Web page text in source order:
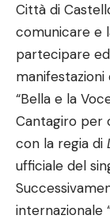
Città di
comunicare e
partecipare
manifestazioni
“Bella e la
Cantagiro per
con la regia di
ufficiale del
internazionale